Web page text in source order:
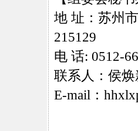
地 址：苏州
215129
电 话: 0512-
联系人：侯焕
E-mail：